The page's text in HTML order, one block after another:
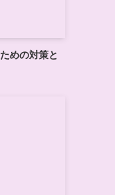
めの対策と